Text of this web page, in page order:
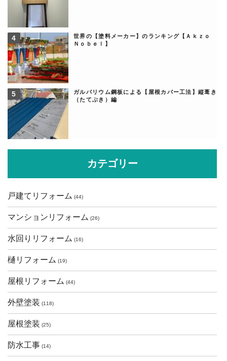
世界の【塗料メーカー】のランキング【Ａｋｚｏ
Ｎｏｂｅｌ】
ガルバリウム鋼板による【屋根カバー工法】縦葺き
（たてぶき）編
カテゴリー
戸建てリフォーム (44)
マンションリフォーム (26)
水回りリフォーム (16)
樋リフォーム (19)
屋根リフォーム (44)
外壁塗装 (118)
屋根塗装 (25)
防水工事 (14)